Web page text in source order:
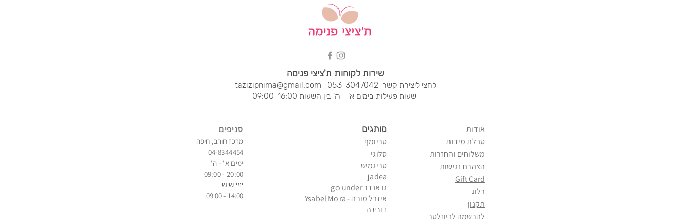
שירות לקוחות ת'ציצי פנימה
לחצי ליצירת קשר
tazizipnima@gmail.com
שעות פעילות בימים א' - ה' בין השעות 09:00-16:00
סניפים
מרכז חורב, חיפה
04-8344454
ימים א' - ה'
20:00 - 09:00
ימי שישי
14:00 - 09:00
מותגים
טריומף
סלוגי
סריגמיש
jadea
גו אנדר go under
איזבל מורה - Ysabel Mora
דורינה
אודות
טבלת מידות
משלוחים והחזרות
הצהרת נגישות
Gift Card
בלוג
תקנון
להרשמה לניוזלטר